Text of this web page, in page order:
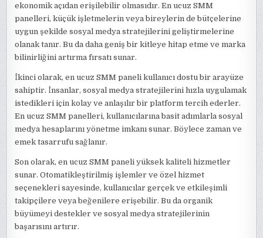
ekonomik açıdan erişilebilir olmasıdır. En ucuz SMM
panelleri, küçük işletmelerin veya bireylerin de bütçelerine
uygun şekilde sosyal medya stratejilerini geliştirmelerine
olanak tanır. Bu da daha geniş bir kitleye hitap etme ve marka
bilinirliğini artırma fırsatı sunar.
İkinci olarak, en ucuz SMM paneli kullanıcı dostu bir arayüze
sahiptir. İnsanlar, sosyal medya stratejilerini hızla uygulamak
istedikleri için kolay ve anlaşılır bir platform tercih ederler.
En ucuz SMM panelleri, kullanıcılarına basit adımlarla sosyal
medya hesaplarını yönetme imkanı sunar. Böylece zaman ve
emek tasarrufu sağlanır.
Son olarak, en ucuz SMM paneli yüksek kaliteli hizmetler
sunar. Otomatikleştirilmiş işlemler ve özel hizmet
seçenekleri sayesinde, kullanıcılar gerçek ve etkileşimli
takipçilere veya beğenilere erişebilir. Bu da organik
büyümeyi destekler ve sosyal medya stratejilerinin
başarısını artırır.